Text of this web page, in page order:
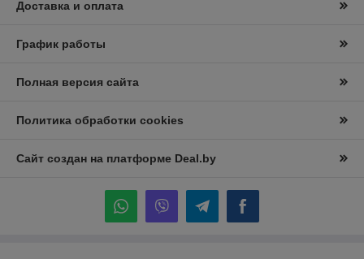
Доставка и оплата
График работы
Полная версия сайта
Политика обработки cookies
Сайт создан на платформе Deal.by